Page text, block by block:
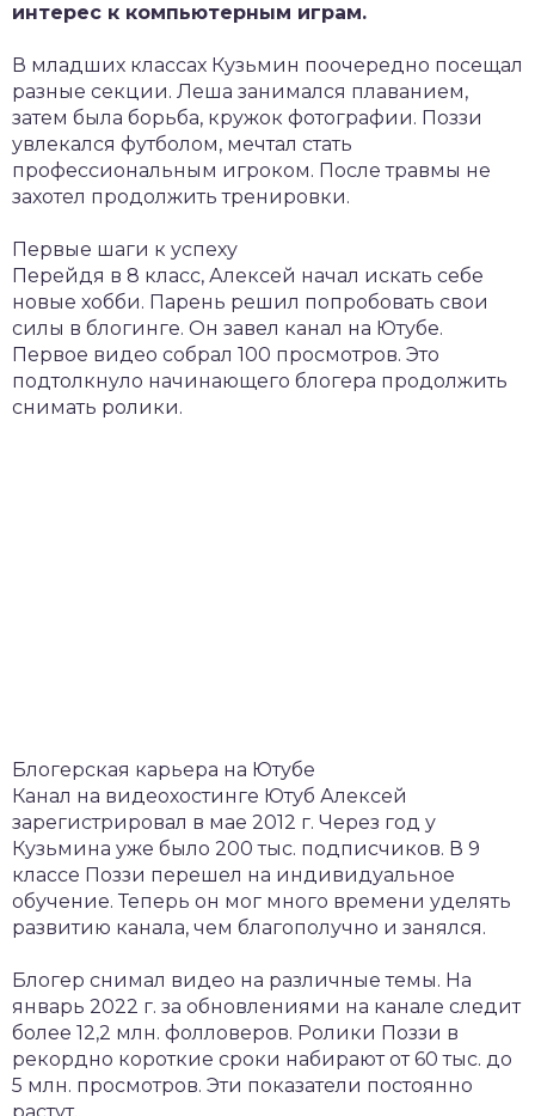
интерес к компьютерным играм.
В младших классах Кузьмин поочередно посещал
разные секции. Леша занимался плаванием,
затем была борьба, кружок фотографии. Поззи
увлекался футболом, мечтал стать
профессиональным игроком. После травмы не
захотел продолжить тренировки.
Первые шаги к успеху
Перейдя в 8 класс, Алексей начал искать себе
новые хобби. Парень решил попробовать свои
силы в блогинге. Он завел канал на Ютубе.
Первое видео собрал 100 просмотров. Это
подтолкнуло начинающего блогера продолжить
снимать ролики.
Блогерская карьера на Ютубе
Канал на видеохостинге Ютуб Алексей
зарегистрировал в мае 2012 г. Через год у
Кузьмина уже было 200 тыс. подписчиков. В 9
классе Поззи перешел на индивидуальное
обучение. Теперь он мог много времени уделять
развитию канала, чем благополучно и занялся.
Блогер снимал видео на различные темы. На
январь 2022 г. за обновлениями на канале следит
более 12,2 млн. фолловеров. Ролики Поззи в
рекордно короткие сроки набирают от 60 тыс. до
5 млн. просмотров. Эти показатели постоянно